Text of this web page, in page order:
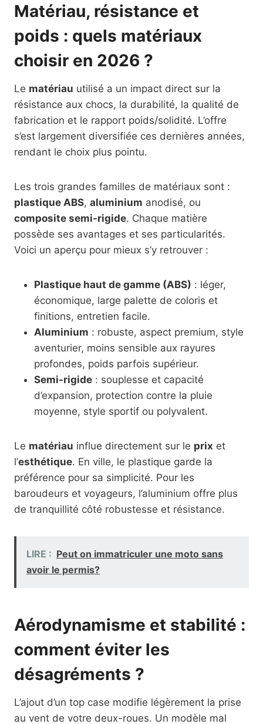
Matériau, résistance et
poids : quels matériaux
choisir en 2026 ?
Le matériau utilisé a un impact direct sur la
résistance aux chocs, la durabilité, la qualité de
fabrication et le rapport poids/solidité. L’offre
s’est largement diversifiée ces dernières années,
rendant le choix plus pointu.
Les trois grandes familles de matériaux sont :
plastique ABS, aluminium anodisé, ou
composite semi-rigide. Chaque matière
possède ses avantages et ses particularités.
Voici un aperçu pour mieux s’y retrouver :
Plastique haut de gamme (ABS) : léger,
économique, large palette de coloris et
finitions, entretien facile.
Aluminium : robuste, aspect premium, style
aventurier, moins sensible aux rayures
profondes, poids parfois supérieur.
Semi-rigide : souplesse et capacité
d’expansion, protection contre la pluie
moyenne, style sportif ou polyvalent.
Le matériau influe directement sur le prix et
l’esthétique. En ville, le plastique garde la
préférence pour sa simplicité. Pour les
baroudeurs et voyageurs, l’aluminium offre plus
de tranquillité côté robustesse et résistance.
LIRE : Peut on immatriculer une moto sans
avoir le permis?
Aérodynamisme et stabilité :
comment éviter les
désagréments ?
L’ajout d’un top case modifie légèrement la prise
au vent de votre deux-roues. Un modèle mal